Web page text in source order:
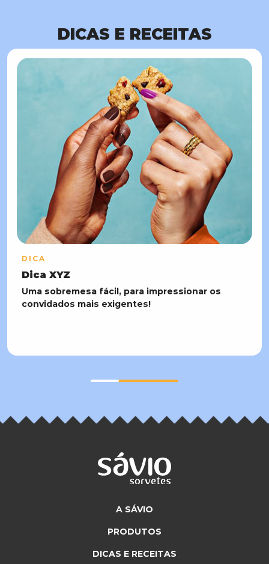
DICAS E RECEITAS
DICA
Dica XYZ
Uma sobremesa fácil, para impressionar os
convidados mais exigentes!
A SÁVIO
PRODUTOS
DICAS E RECEITAS